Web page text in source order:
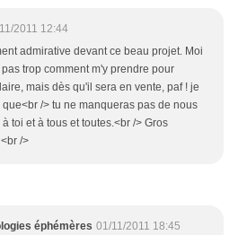
2011 12:44
admirative devant ce beau projet. Moi
trop comment m'y prendre pour
mais dès qu'il sera en vente, paf ! je
/> tu ne manqueras pas de nous
toi et à tous et toutes.<br /> Gros
/>
éphémères 01/11/2011 18:45